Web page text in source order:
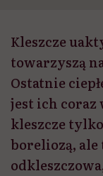
Kleszcze
towarzyszą
Ostatnie
jest ich coraz
kleszcze
boreliozą, ale